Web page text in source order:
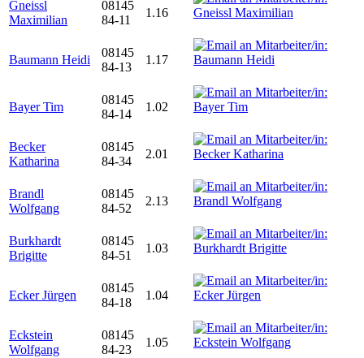
Gneissl
Maximilian
08145
84-11
1.16
Baumann Heidi
08145
84-13
1.17
Bayer Tim
08145
84-14
1.02
Becker
Katharina
08145
84-34
2.01
Brandl
Wolfgang
08145
84-52
2.13
Burkhardt
Brigitte
08145
84-51
1.03
Ecker Jürgen
08145
84-18
1.04
Eckstein
Wolfgang
08145
84-23
1.05